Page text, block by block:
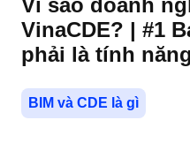
Vì sao doanh
VinaCDE? | #1
phải là tính
BIM và CDE là gì